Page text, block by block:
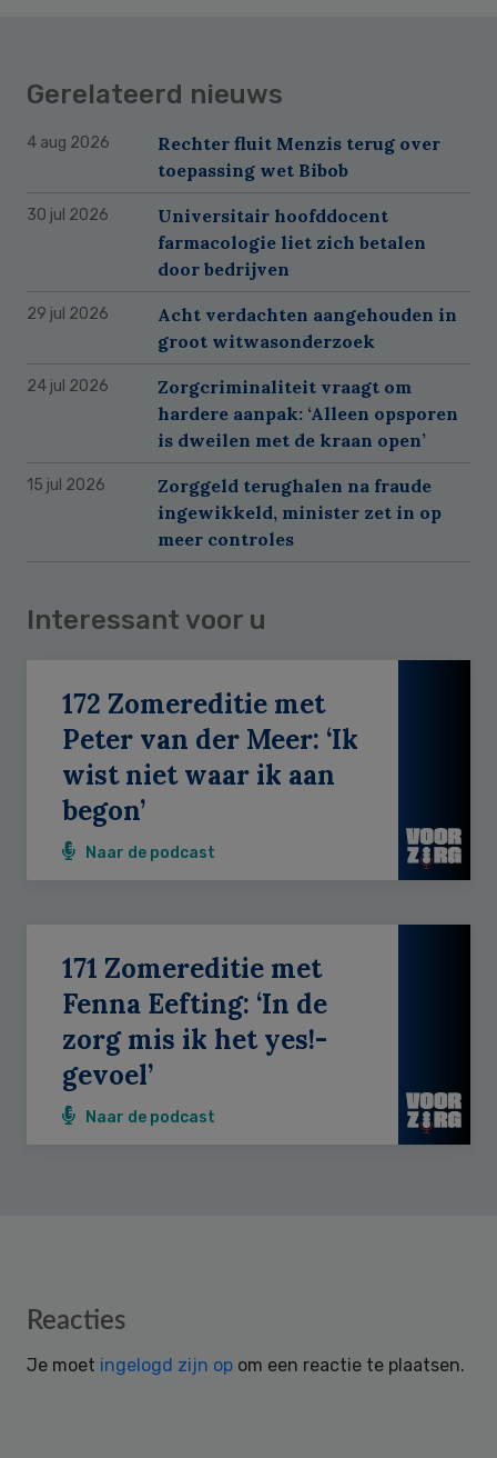
Gerelateerd nieuws
4 aug 2026
Rechter fluit Menzis terug over
toepassing wet Bibob
30 jul 2026
Universitair hoofddocent
farmacologie liet zich betalen
door bedrijven
29 jul 2026
Acht verdachten aangehouden in
groot witwasonderzoek
24 jul 2026
Zorgcriminaliteit vraagt om
hardere aanpak: ‘Alleen opsporen
is dweilen met de kraan open’
15 jul 2026
Zorggeld terughalen na fraude
ingewikkeld, minister zet in op
meer controles
Interessant voor u
172 Zomereditie met
Peter van der Meer: ‘Ik
wist niet waar ik aan
begon’
Naar de podcast
171 Zomereditie met
Fenna Eefting: ‘In de
zorg mis ik het yes!-
gevoel’
Naar de podcast
Reader
Reacties
Je moet ingelogd zijn op om een reactie te plaatsen.